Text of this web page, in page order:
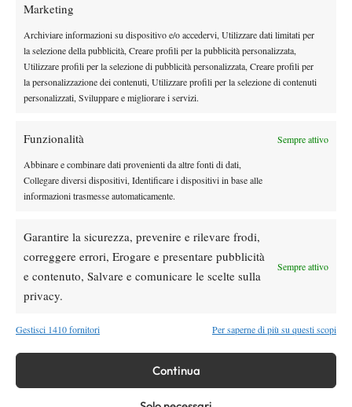
Marketing
Archiviare informazioni su dispositivo e/o accedervi, Utilizzare dati limitati per
la selezione della pubblicità, Creare profili per la pubblicità personalizzata,
Utilizzare profili per la selezione di pubblicità personalizzata, Creare profili per
la personalizzazione dei contenuti, Utilizzare profili per la selezione di contenuti
personalizzati, Sviluppare e migliorare i servizi.
Funzionalità Sempre attivo
Abbinare e combinare dati provenienti da altre fonti di dati,
Collegare diversi dispositivi, Identificare i dispositivi in base alle
informazioni trasmesse automaticamente.
Garantire la sicurezza, prevenire e rilevare frodi,
correggere errori, Erogare e presentare pubblicità
e contenuto, Salvare e comunicare le scelte sulla
privacy.
Sempre attivo
Gestisci 1410 fornitori Per saperne di più su questi scopi
Continua
tre settimane ho una tosse che mi impedisce
di respirare come vorrei, devo curarmi al
più presto”
Atp News
SOCIAL
Facebook
Instagram